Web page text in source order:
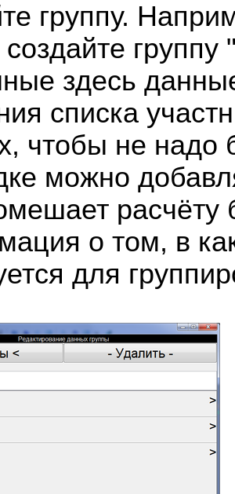
группу.
группу
здесь
списка
чтобы не надо
можно
расчёту
о том, в
для